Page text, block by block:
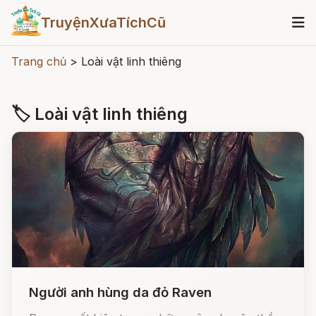
TruyệnXưaTíchCũ
Trang chủ > Loài vật linh thiêng
🏷 Loài vật linh thiêng
Người anh hùng da đỏ Raven